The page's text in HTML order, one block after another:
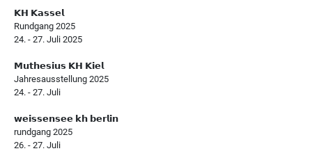
𝗞𝗛 𝗞𝗮𝘀𝘀𝗲𝗹
Rundgang 2025
24. - 27. Juli 2025
𝗠𝘂𝘁𝗵𝗲𝘀𝗶𝘂𝘀 𝗞𝗛 𝗞𝗶𝗲𝗹
Jahresausstellung 2025
24. - 27. Juli
𝘄𝗲𝗶𝘀𝘀𝗲𝗻𝘀𝗲𝗲 𝗸𝗵 𝗯𝗲𝗿𝗹𝗶𝗻
rundgang 2025
26. - 27. Juli